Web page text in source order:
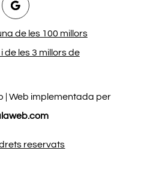
de les 100 millors
de les 3 millors de
| Web implementada per
reservats